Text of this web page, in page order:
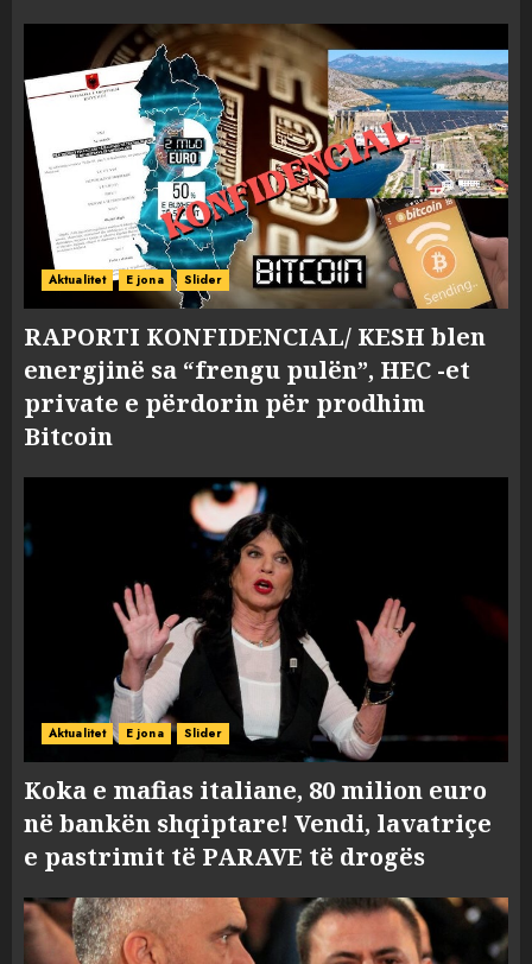
Aktualitet E jona Slider
RAPORTI KONFIDENCIAL/ KESH blen
energjinë sa “frengu pulën”, HEC -et
private e përdorin për prodhim
Bitcoin
Aktualitet E jona Slider
Koka e mafias italiane, 80 milion euro
në bankën shqiptare! Vendi, lavatriçe
e pastrimit të PARAVE të drogës